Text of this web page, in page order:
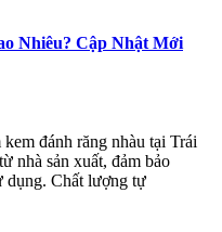
Nhiêu? Cập Nhật Mới
đánh răng nhàu tại Trái
nhà sản xuất, đảm bảo
dụng. Chất lượng tự